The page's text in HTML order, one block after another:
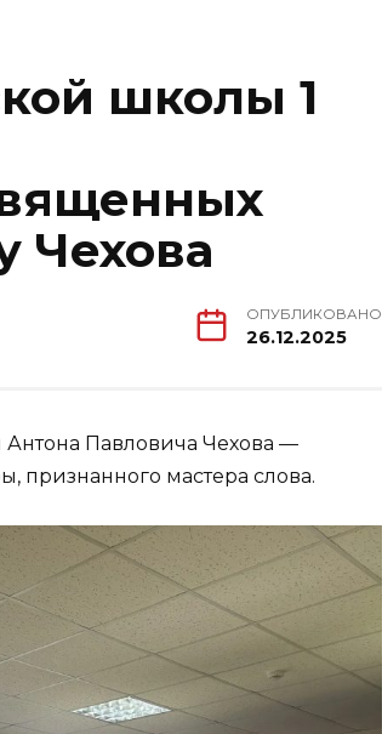
школы 1
Чехова
ОПУБЛИКОВАНО
26.12.2025
Антона Павловича Чехова —
признанного мастера слова.